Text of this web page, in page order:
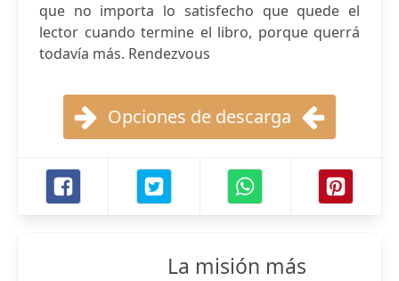
que no importa lo satisfecho que quede el
lector cuando termine el libro, porque querrá
todavía más. Rendezvous
Opciones de descarga
La misión más